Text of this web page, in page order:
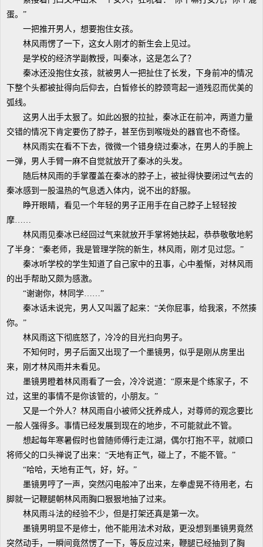
蛋。”
一把推开男人，想要抱住女孩。
林风雨愣了一下，这女人刚才的新生会上见过。
是学校的经济学副教授，叫秦冰，这是怎么了？
秦冰还没抱住女孩，就被男人一把扯住了长发，下身前冲的情况
下整个头都被扯得向后仰去，白皙修长的脖颈弯起一道残忍而优美的
弧线。
这男人出手太狠了。如此凶狠的拉扯，秦冰正在前冲，两道力量
交错的情况下肯定要伤了脖子，甚至伤到喉咙处的器官也不奇怪。
林风雨实在看不下去，微微一个错身绕过秦冰，在男人的手腕上
一弹，男人手臂一麻不自觉就放开了秦冰的头发。
随后林风雨的手掌覆盖在秦冰的脖子上，被扯得快要闭过气去的
秦冰感到一股温热的气息透入体内，说不出的舒服。
睁开眼睛，看见一个年轻的男子正用手在自己脖子上轻轻按
摩……
林风雨见秦冰已经回过气来就放开手掌将她扶起，恭恭敬敬地躬
了半身：“秦老师，我是管理学院的新生，林风雨，刚才见过您。”
秦冰听学校的学生知道了自己家中的丑事，心中羞惭，对林风雨
的出手帮助又颇为感激。
“谢谢你，林同学……”
秦冰话未说完，男人又叫嚣了起来：“关你屁事，给我滚，不然揍
你。”
林风雨这下彻底怒了，冷冷的目光扫向男子。
不知何时，男子后面又出现了一个墨镜男，似乎是刚从房里出
来，刚才林风雨并未看见。
墨镜男瞪着林风雨看了一会，冷冷说道：“原来是个练家子，不
过，这里的事情不是你该管的，小朋友。”
又是一个外人？林风雨自小被师父抚养成人，对尊师的观念要比
一般人强得多。事情已经发展到现在的地步，不可能就此不管。
想起每年寒暑假时也曾随师傅行走江湖，偶尔打抱不平，就顺口
将师父的口头禅说了出来：“天地有正气，碰上了，不能不管。”
“哈哈，天地有正气，好，好。”
墨镜男哼了一声，突然闪电般冲了出来，左拳虚晃不待用老，右
脚就一记鞭腿朝林风雨胸口狠狠地抽了过来。
林风雨斗法的经验不少，但是打架还真是第一次。
墨镜男明显不是修士，他不能用法术对敌，更没想到墨镜男竟然
突然动手，一瞬间竟然愣了一下，等反应过来，鞭腿已经抽到了胸